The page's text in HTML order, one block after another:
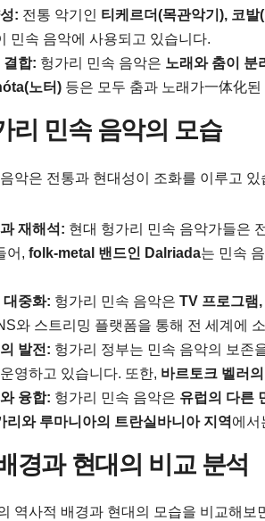
: 전통 악기인 티케르더(목관악기), 코
민속 음악에 사용되고 있습니다.
결합: 헝가리 민속 음악은 노래와 춤이 분
노터) 등은 모두 춤과 노래가一体化
리 민속 음악의 모습
악은 전통과 현대성이 조화를 이루고
재해석: 현대 헝가리 민속 음악가들은
어, folk-metal 밴드인 Dalriada는 민속
대중화: 헝가리 민속 음악은 TV 프로그램
와 스트리밍 플랫폼을 통해 전 세계에
발전: 헝가리 정부는 민속 음악의 보존
영하고 있습니다. 또한, 바르토크 벨러
융합: 헝가리 민속 음악은 유럽의 다른
리와 루마니아의 트란실바니아 지역 에서
경과 현대의 비교 분석
역사적 배경과 현대의 모습을 비교해